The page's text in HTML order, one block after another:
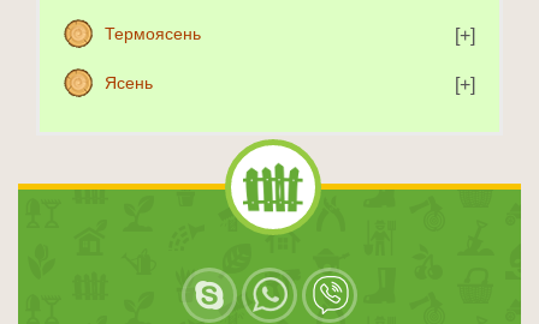
Термоясень
Ясень